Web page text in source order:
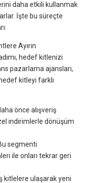
daha etkili kullanmak
İşte bu süreçte
Ayırın
hedef kitlenizi
pazarlama ajansları,
kitleyi farklı
önce alışveriş
indirimlerle dönüşüm
segmenti
ile onları tekrar geri
kitlelere ulaşarak yeni